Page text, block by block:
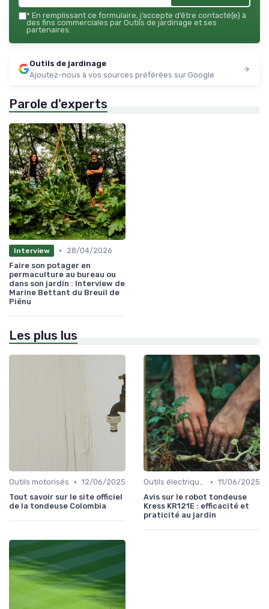
* En remplissant ce formulaire, j’accepte d’être contacté(e) à
des fins commerciales par Outils de jardinage et ses
partenaires.
Outils de jardinage
Ajoutez-nous à vos sources préférées sur Google
Parole d'experts
Interview •
28/04/2026
Faire son potager en
permaculture au bureau ou
dans son jardin : Interview de
Marine Bettant du Breuil de
Piénu
Les plus lus
Outils motorisés • 12/06/2025
Tout savoir sur le site officiel
de la tondeuse Colombia
Outils électriques • 11/06/2025
Avis sur le robot tondeuse
Kress KR121E : efficacité et
praticité au jardin